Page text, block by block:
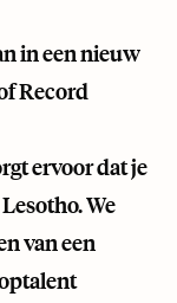
in een nieuw
Record
ervoor dat je
We
van een